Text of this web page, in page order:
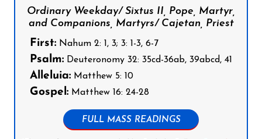
Ordinary Weekday/ Sixtus II, Pope, Martyr,
and Companions, Martyrs/ Cajetan, Priest
First: Nahum 2: 1, 3; 3: 1-3, 6-7
Psalm: Deuteronomy 32: 35cd-36ab, 39abcd, 41
Alleluia: Matthew 5: 10
Gospel: Matthew 16: 24-28
FULL MASS READINGS